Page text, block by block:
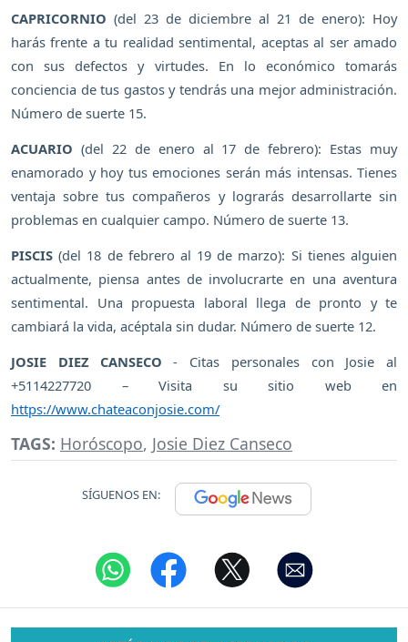
CAPRICORNIO (del 23 de diciembre al 21 de enero): Hoy
harás frente a tu realidad sentimental, aceptas al ser amado
con sus defectos y virtudes. En lo económico tomarás
conciencia de tus gastos y tendrás una mejor administración.
Número de suerte 15.
ACUARIO (del 22 de enero al 17 de febrero): Estas muy
enamorado y hoy tus emociones serán más intensas. Tienes
ventaja sobre tus compañeros y lograrás desarrollarte sin
problemas en cualquier campo. Número de suerte 13.
PISCIS (del 18 de febrero al 19 de marzo): Si tienes alguien
actualmente, piensa antes de involucrarte en una aventura
sentimental. Una propuesta laboral llega de pronto y te
cambiará la vida, acéptala sin dudar. Número de suerte 12.
JOSIE DIEZ CANSECO - Citas personales con Josie al
+5114227720 – Visita su sitio web en
https://www.chateaconjosie.com/
TAGS: Horóscopo, Josie Diez Canseco
SÍGUENOS EN: